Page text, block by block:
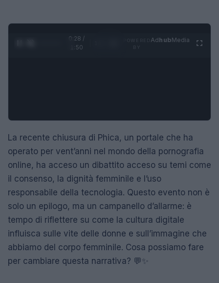
0:29 /
1:50
AdhubMedia
La recente chiusura di Phica, un portale che ha
operato per vent’anni nel mondo della pornografia
online, ha acceso un dibattito acceso su temi come
il consenso, la dignità femminile e l’uso
responsabile della tecnologia. Questo evento non è
solo un epilogo, ma un campanello d’allarme: è
tempo di riflettere su come la cultura digitale
influisca sulle vite delle donne e sull’immagine che
abbiamo del corpo femminile. Cosa possiamo fare
per cambiare questa narrativa? 💬✨